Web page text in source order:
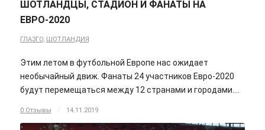
ШОТЛАНДЦЫ, СТАДИОН И ФАНАТЫ НА
ЕВРО-2020
ГЛАЗГО, ШОТЛАНДИЯ
Этим летом в футбольной Европе нас ожидает
необычайный движ. Фанаты 24 участников Евро-2020
будут перемещаться между 12 странами и городами.…
0 Отзывы / 14.11.2019